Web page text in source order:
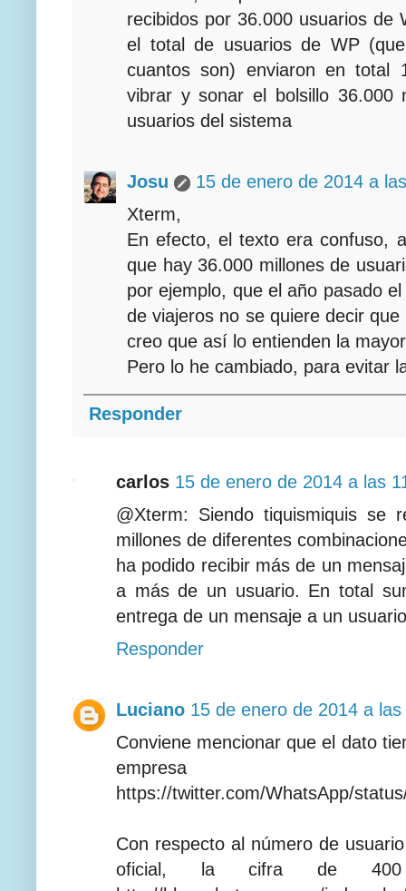
recibidos por 36.000 usuarios de
el total de usuarios de WP
cuantos son) enviaron en total
vibrar y sonar el bolsillo
usuarios del sistema
Josu
15 de enero de 2014 a
Xterm,
En efecto, el texto era confuso,
que hay 36.000 millones de
por ejemplo, que el año pasado
de viajeros no se quiere decir
creo que así lo entienden la
Pero lo he cambiado, para evitar
Responder
carlos 15 de enero de 2014 a las
@Xterm: Siendo tiquismiquis se
millones de diferentes
ha podido recibir más de un
a más de un usuario. En total
entrega de un mensaje a un
Responder
Luciano 15 de enero de 2014 a
Conviene mencionar que el dato
empresa
https://twitter.com/WhatsApp/
Con respecto al número de
oficial, la cifra de 400